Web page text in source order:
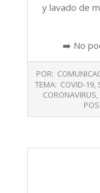
y lavado de
➡️ No
08-
POR:
TEMA: COVID-19,
CORONAVIRUS,